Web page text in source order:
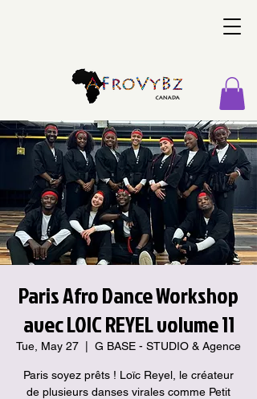
Paris Afro Dance Workshop
avec LOIC REYEL volume 11
Tue, May 27 G BASE - STUDIO & Agence
Paris soyez prêts ! Loïc Reyel, le créateur
de plusieurs danses virales comme Petit